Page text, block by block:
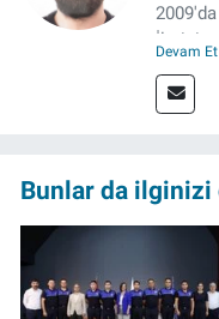
İletişim
ve
Devam Et
Bunlar da